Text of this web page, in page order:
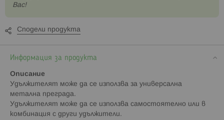
Вас!
Сподели продукта
Информация за продукта
Описание
Удължителят може да се използва за универсална
метална преграда.
Удължителят може да се използва самостоятелно или в
комбинация с други удължители.